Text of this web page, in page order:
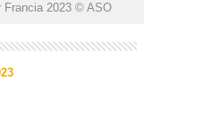
Francia 2023 © ASO